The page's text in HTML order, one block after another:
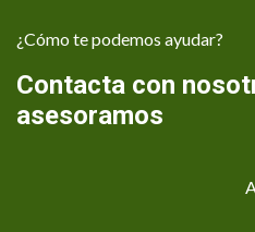
¿Cómo te podemos ayudar?
Contacta con
asesoramos